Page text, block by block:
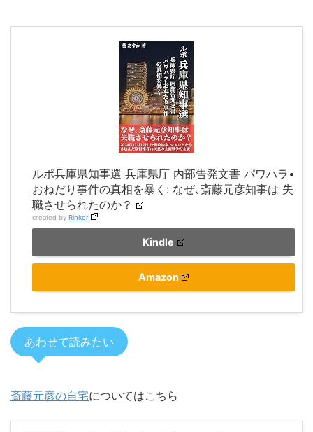
ルポ兵庫県知事選 兵庫県庁 内部告発文書 パワハラ•
おねだり事件の真相を暴く: なぜ､斎藤元彦知事は 失
職させられたのか？
created by Rinker
Kindle
Amazon
あわせて読みたい
斎藤元彦の自宅についてはこちら